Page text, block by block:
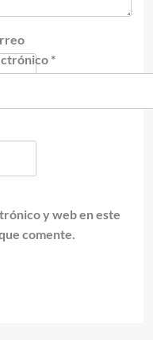
*
y web en este
comente.